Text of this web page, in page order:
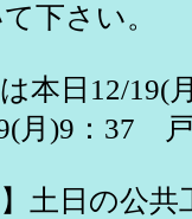
下さい。
本日12/19(
)9：37 戸
】土日の公